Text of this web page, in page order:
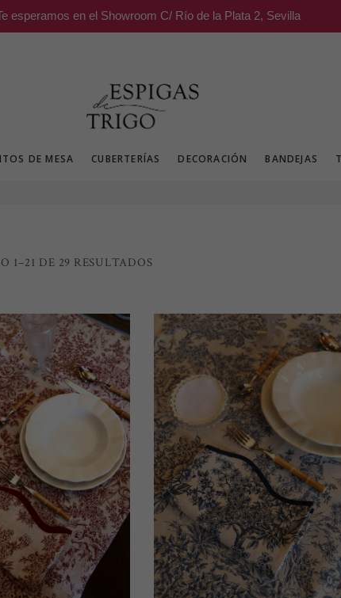
esperamos en el Showroom C/ Río de la Plata 2, Sevilla
DE MESA CUBERTERÍAS DECORACIÓN BANDEJAS
1–21 DE 29 RESULTADOSORDENADO
LOS
ÚLTIMOS
AL CARRITO AÑADIR AL CARRITO